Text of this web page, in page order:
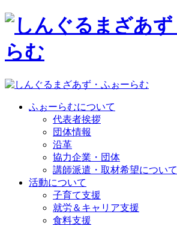
ふぉーらむについて
代表者挨拶
団体情報
沿革
協力企業・団体
講師派遣・取材希望について
活動について
子育て支援
就労＆キャリア支援
食料支援